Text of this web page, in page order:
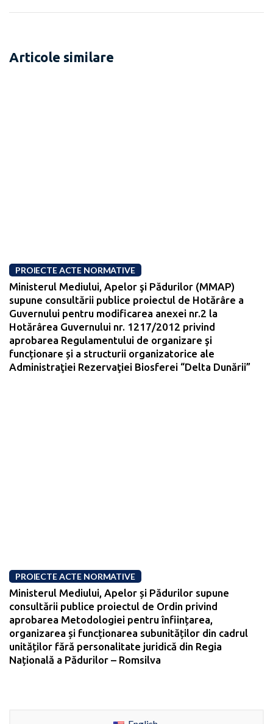
Articole similare
PROIECTE ACTE NORMATIVE
Ministerul Mediului, Apelor şi Pădurilor (MMAP)
supune consultării publice proiectul de Hotărâre a
Guvernului pentru modificarea anexei nr.2 la
Hotărârea Guvernului nr. 1217/2012 privind
aprobarea Regulamentului de organizare şi
funcționare și a structurii organizatorice ale
Administraţiei Rezervaţiei Biosferei “Delta Dunării”
PROIECTE ACTE NORMATIVE
Ministerul Mediului, Apelor și Pădurilor supune
consultării publice proiectul de Ordin privind
aprobarea Metodologiei pentru înființarea,
organizarea și funcționarea subunităților din cadrul
unităților fără personalitate juridică din Regia
Națională a Pădurilor – Romsilva